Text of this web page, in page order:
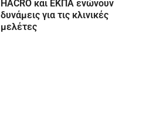
HACRO και ΕΚΠΑ ενώνουν
δυνάμεις για τις κλινικές
μελέτες